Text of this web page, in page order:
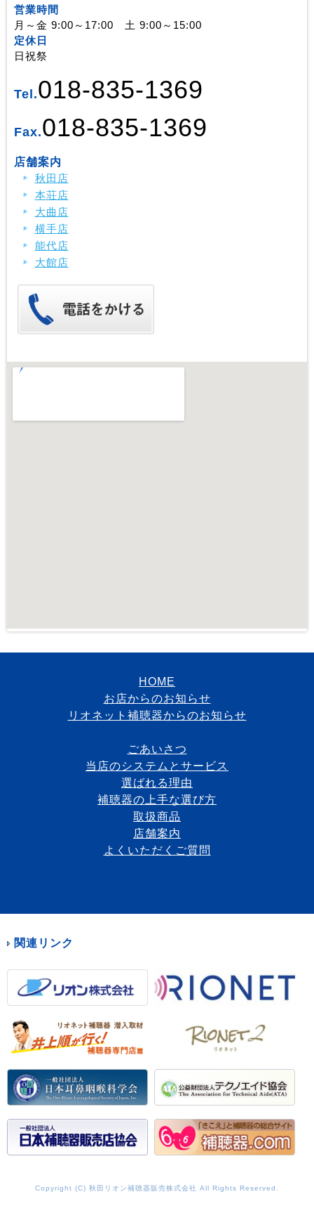
営業時間
月～金 9:00～17:00 土 9:00～15:00
定休日
日祝祭
Tel.018-835-1369
Fax.018-835-1369
店舗案内
秋田店
本荘店
大曲店
横手店
能代店
大館店
HOME
お店からのお知らせ
リオネット補聴器からのお知らせ
ごあいさつ
当店のシステムとサービス
選ばれる理由
補聴器の上手な選び方
取扱商品
店舗案内
よくいただくご質問
関連リンク
Copyright (C) 秋田リオン補聴器販売株式会社 All Rights Reserved.